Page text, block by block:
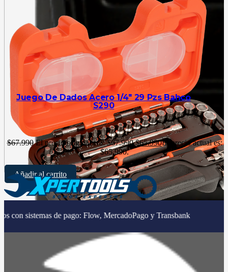
Juego De Dados Acero 1/4″ 29 Pzs Bahco
S290
$67.990 El precio original era: $67.990.$65.990El precio actual es:
$65.990.
Añadir al carrito
de pago: Flow, MercadoPago y Transbank